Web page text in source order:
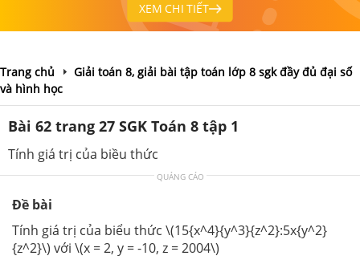
XEM CHI TIẾT
Trang chủ
Giải toán 8, giải bài tập toán lớp 8 sgk đầy đủ đại số
và hình học
Bài 62 trang 27 SGK Toán 8 tập 1
Tính giá trị của biều thức
QUẢNG CÁO
Đề bài
Tính giá trị của biểu thức \(15{x^4}{y^3}{z^2}:5x{y^2}
{z^2}\) với \(x = 2, y = -10, z = 2004\)